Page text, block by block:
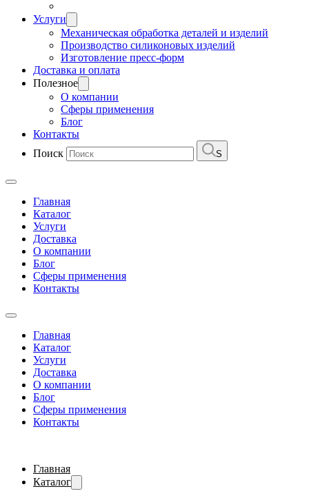
Услуги
Механическая обработка деталей и изделий
Производство силиконовых изделий
Изготовление пресс-форм
Доставка и оплата
Полезное
О компании
Сферы применения
Блог
Контакты
Поиск
S
Главная
Каталог
Услуги
Доставка
О компании
Блог
Сферы применения
Контакты
Главная
Каталог
Услуги
Доставка
О компании
Блог
Сферы применения
Контакты
Главная
Каталог